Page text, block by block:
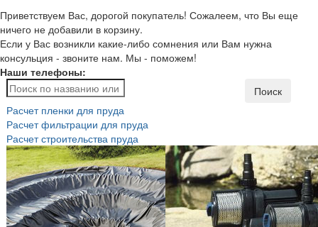
Приветствуем Вас, дорогой покупатель! Сожалеем, что Вы еще
ничего не добавили в корзину.
Если у Вас возникли какие-либо сомнения или Вам нужна
консульция - звоните нам. Мы - поможем!
Наши телефоны:
Поиск
Расчет пленки для пруда
Расчет фильтрации для пруда
Расчет строительства пруда